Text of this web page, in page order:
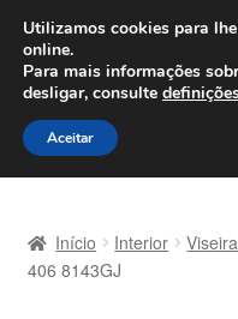
ENVIO
Seg-Sex, das
Ir
para
a
Saltar
para
o
Carrinho
Início Interior
406 8143GJ
Utilizamos cookies para
online.
Para mais informações
desligar, consulte
Aceitar